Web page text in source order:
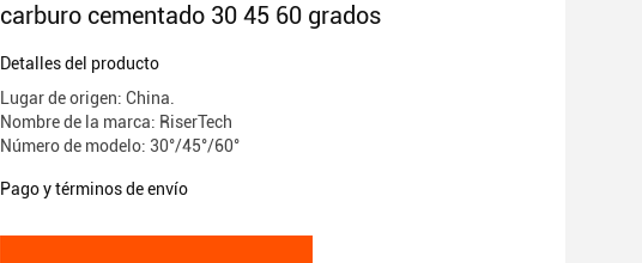
carburo cementado 30 45 60 grados
Detalles del producto
Lugar de origen: China.
Nombre de la marca: RiserTech
Número de modelo: 30°/45°/60°
Pago y términos de envío